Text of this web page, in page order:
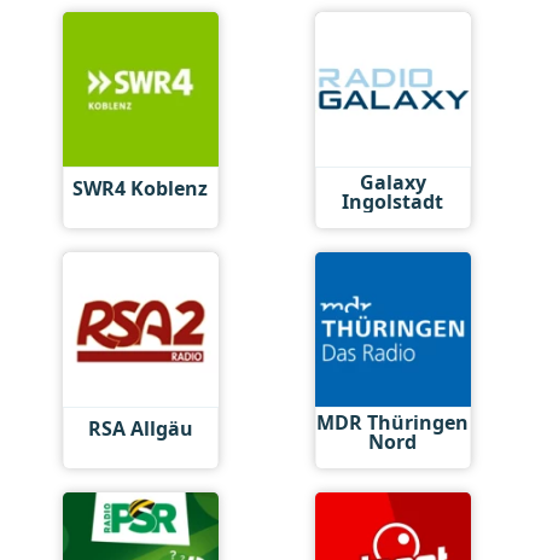
SWR4 Koblenz Galaxy
Ingolstadt
RSA Allgäu MDR Thüringen
Nord